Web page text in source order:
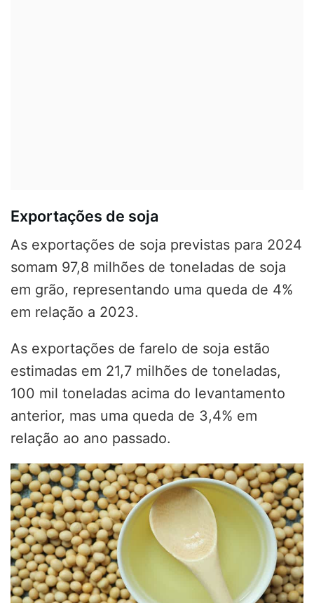
Exportações de soja
As exportações de soja previstas para 2024
somam 97,8 milhões de toneladas de soja
em grão, representando uma queda de 4%
em relação a 2023.
As exportações de farelo de soja estão
estimadas em 21,7 milhões de toneladas,
100 mil toneladas acima do levantamento
anterior, mas uma queda de 3,4% em
relação ao ano passado.